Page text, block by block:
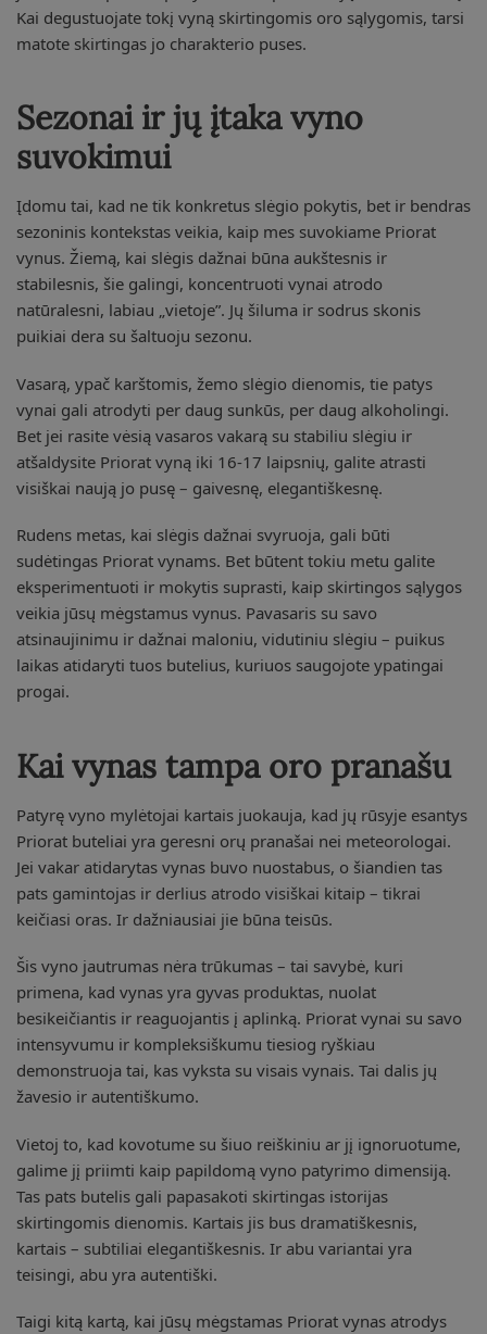
Kai degustuojate tokį vyną skirtingomis oro sąlygomis, tarsi
matote skirtingas jo charakterio puses.
Sezonai ir jų įtaka vyno
suvokimui
Įdomu tai, kad ne tik konkretus slėgio pokytis, bet ir bendras
sezoninis kontekstas veikia, kaip mes suvokiame Priorat
vynus. Žiemą, kai slėgis dažnai būna aukštesnis ir
stabilesnis, šie galingi, koncentruoti vynai atrodo
natūralesni, labiau „vietoje”. Jų šiluma ir sodrus skonis
puikiai dera su šaltuoju sezonu.
Vasarą, ypač karštomis, žemo slėgio dienomis, tie patys
vynai gali atrodyti per daug sunkūs, per daug alkoholingi.
Bet jei rasite vėsią vasaros vakarą su stabiliu slėgiu ir
atšaldysite Priorat vyną iki 16-17 laipsnių, galite atrasti
visiškai naują jo pusę – gaivesnę, elegantiškesnę.
Rudens metas, kai slėgis dažnai svyruoja, gali būti
sudėtingas Priorat vynams. Bet būtent tokiu metu galite
eksperimentuoti ir mokytis suprasti, kaip skirtingos sąlygos
veikia jūsų mėgstamus vynus. Pavasaris su savo
atsinaujinimu ir dažnai maloniu, vidutiniu slėgiu – puikus
laikas atidaryti tuos butelius, kuriuos saugojote ypatingai
progai.
Kai vynas tampa oro pranašu
Patyrę vyno mylėtojai kartais juokauja, kad jų rūsyje esantys
Priorat buteliai yra geresni orų pranašai nei meteorologai.
Jei vakar atidarytas vynas buvo nuostabus, o šiandien tas
pats gamintojas ir derlius atrodo visiškai kitaip – tikrai
keičiasi oras. Ir dažniausiai jie būna teisūs.
Šis vyno jautrumas nėra trūkumas – tai savybė, kuri
primena, kad vynas yra gyvas produktas, nuolat
besikeičiantis ir reaguojantis į aplinką. Priorat vynai su savo
intensyvumu ir kompleksiškumu tiesiog ryškiau
demonstruoja tai, kas vyksta su visais vynais. Tai dalis jų
žavesio ir autentiškumo.
Vietoj to, kad kovotume su šiuo reiškiniu ar jį ignoruotume,
galime jį priimti kaip papildomą vyno patyrimo dimensiją.
Tas pats butelis gali papasakoti skirtingas istorijas
skirtingomis dienomis. Kartais jis bus dramatiškesnis,
kartais – subtiliai elegantiškesnis. Ir abu variantai yra
teisingi, abu yra autentiški.
Taigi kitą kartą, kai jūsų mėgstamas Priorat vynas atrodys